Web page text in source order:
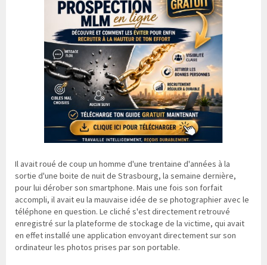
Il avait roué de coup un homme d'une trentaine d'années à la
sortie d'une boite de nuit de Strasbourg, la semaine dernière,
pour lui dérober son smartphone. Mais une fois son forfait
accompli, il avait eu la mauvaise idée de se photographier avec le
téléphone en question. Le cliché s'est directement retrouvé
enregistré sur la plateforme de stockage de la victime, qui avait
en effet installé une application envoyant directement sur son
ordinateur les photos prises par son portable.